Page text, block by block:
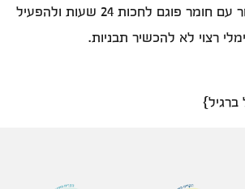
לכך לנקות את התנור עם חומר פוגם לחכות 24 שעות ולהפעיל
רצוי לא להכשיר תבניות.